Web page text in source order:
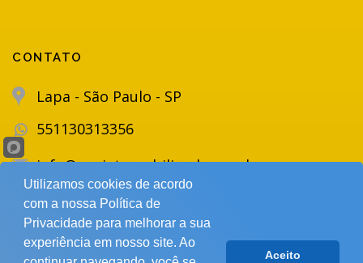
CONTATO
Lapa - São Paulo - SP
551130313356
info@projetomobiliando.com.br
Utilizamos cookies de acordo
com a nossa Política de
Privacidade para melhorar a sua
experiência em nosso site. Ao
Aceito